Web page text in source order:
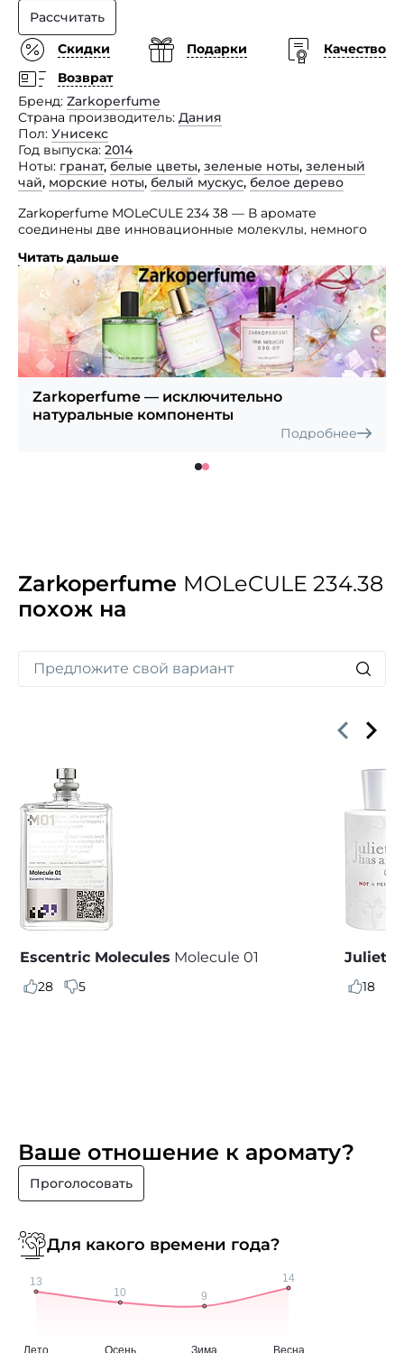
Рассчитать
Скидки
Подарки
Качество
Возврат
Бренд Zarkoperfume
Страна производитель Дания
Пол Унисекс
Год выпуска 2014
Ноты гранат, белые цветы, зеленые ноты, зеленый
чай, морские ноты, белый мускус, белое дерево
Zarkoperfume MOLeCULE 234 38 — В аромате
соединены две инновационные молекулы, немного
Исо Е Супер и Амброксан — такое сочетание
сравнимо запаху чистой кожи после холодного душа.
Особенность парфюма в том, что на коже каждого
человека эти молекулы заиграют по-разному. Это
связано с тем, что «химия» каждого индивидуальна
и на раскрытие парфюма действует физическое
самочувствие и даже настроение владельца. После
нанесения парфюм остается на коже еще около
10 часов и оставляет после себя великолепный
шлейф.
Читать дальше
Zarkoperfume — исключительно
натуральные компоненты
Подробнее
Zarkoperfume MOLeCULE 234.38
похож на
Escentric Molecules Molecule 01
28 5
Juliette
18
Ваше отношение к аромату?
Проголосовать
Для какого времени года?